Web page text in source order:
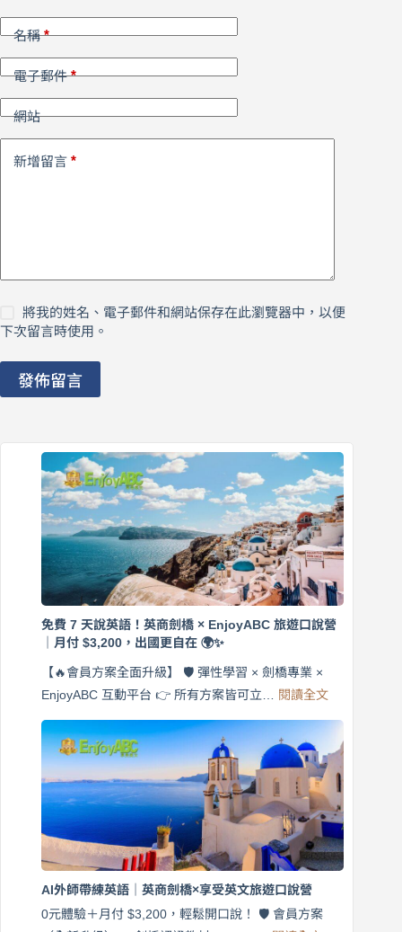
名稱*
電子郵件*
網站
新增留言 *
將我的姓名、電子郵件和網站保存在此瀏覽器中，以便
下次留言時使用。
發佈留言
免費 7 天說英語！英商劍橋 × EnjoyABC 旅遊口說營
｜月付 $3,200，出國更自在 🌍✨
【🔥會員方案全面升級】 🛡️ 彈性學習 × 劍橋專業 ×
EnjoyABC 互動平台 👉 所有方案皆可立… 閱讀全文:
費
天
說
英
語！
英
商
劍
AI外師帶練英語｜英商劍橋×享受英文旅遊口說營
0元體驗＋月付 $3,200，輕鬆開口說！ 🛡️ 會員方案